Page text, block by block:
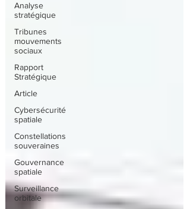
Analyse
stratégique
Tribunes
mouvements
sociaux
Rapport
Stratégique
Article
Cybersécurité
spatiale
Constellations
souveraines
Gouvernance
spatiale
Surveillance
orbitale